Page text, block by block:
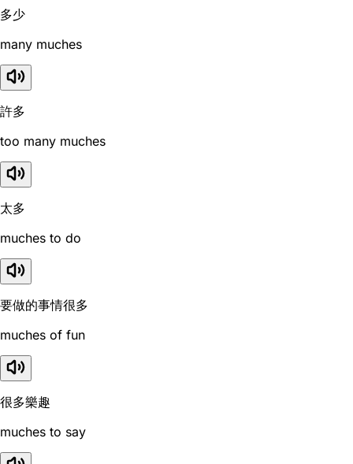
多少
many muches
許多
too many muches
太多
muches to do
要做的事情很多
muches of fun
很多樂趣
muches to say